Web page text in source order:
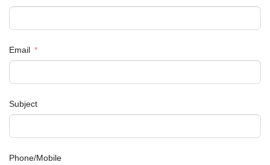
Email
Subject
Phone/Mobile